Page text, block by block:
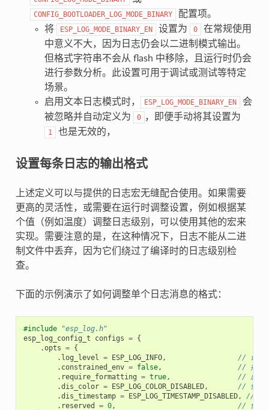
CONFIG_BOOTLOADER_LOG_MODE_BINARY
配置项。
将
ESP_LOG_MODE_BINARY_EN 设置为 0
在常规使用
中意义不大，因为日志仍会以二进制模式输出。
但格式字符串不会从 flash 中移除，且运行时仍会
进行参数分析。此设置可用于调试或测试等特定
场景。
启用文本日志模式时，
ESP_LOG_MODE_BINARY_EN
会
被忽略并自动定义为
0 ，即便手动将其设置为
1 也是无效的，
设置每条日志的输出格式
上述定义可以与提供的日志宏无缝配合使用。如果需要
更高的灵活性，或需要在运行时调整设置，例如根据某
个值（例如温度）调整日志级别，可以使用其他的宏来
实现。需要注意的是，在这种情况下，日志不能从二进
制文件中丢弃，因为它们绕过了编译时的日志级别检
查。
下面的示例演示了如何调整单个日志消息的格式：
#include
"esp_log.h"
esp_log_config_t
configs = {
.opts = {
. log_level = ESP_LOG_INFO,
// 设置
. constrained_env = false,
// 指定
. require_formatting = true,
// 启用
.dis_color = ESP_LOG_COLOR_DISABLED,
// 使用
.dis_timestamp = ESP_LOG_TIMESTAMP_DISABLED,
// 使
. reserved = 0,
// 保留